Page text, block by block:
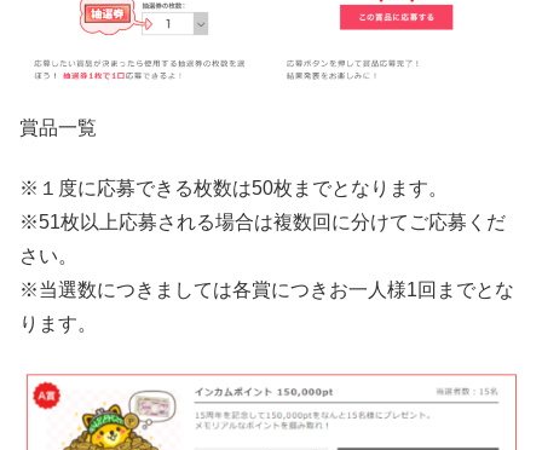
賞品一覧
※１度に応募できる枚数は50枚までとなります。
※51枚以上応募される場合は複数回に分けてご応募くだ
さい。
※当選数につきましては各賞につきお一人様1回までとな
ります。